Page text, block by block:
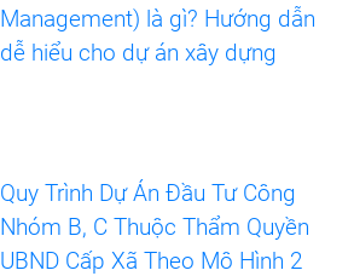
Management) là gì? Hướng dẫn
dễ hiểu cho dự án xây dựng
Quy Trình Dự Án Đầu Tư Công
Nhóm B, C Thuộc Thẩm Quyền
UBND Cấp Xã Theo Mô Hình 2